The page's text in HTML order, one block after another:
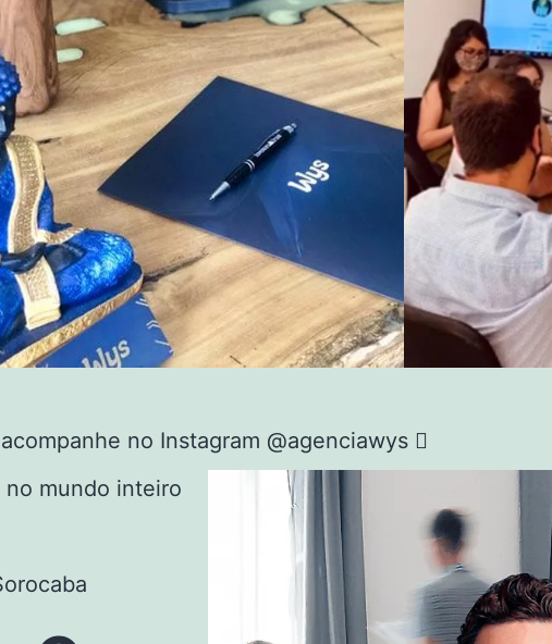
no Instagram @agenciawys
mundo inteiro